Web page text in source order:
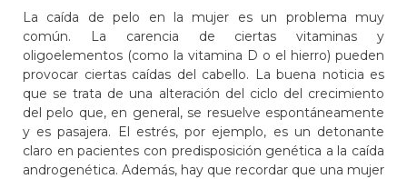
La caída de pelo en la mujer es un problema muy
común. La carencia de ciertas vitaminas y
oligoelementos (como la vitamina D o el hierro) pueden
provocar ciertas caídas del cabello. La buena noticia es
que se trata de una alteración del ciclo del crecimiento
del pelo que, en general, se resuelve espontáneamente
y es pasajera. El estrés, por ejemplo, es un detonante
claro en pacientes con predisposición genética a la caída
androgenética. Además, hay que recordar que una mujer